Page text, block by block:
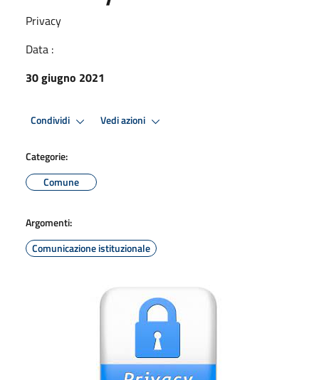
Privacy
Data :
30 giugno 2021
Condividi Vedi azioni
Categorie:
Comune
Argomenti:
Comunicazione istituzionale